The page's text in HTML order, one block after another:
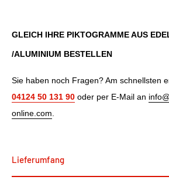
GLEICH IHRE PIKTOGRAMME AUS
/ALUMINIUM BESTELLEN
Sie haben noch Fragen? Am schnellsten
04124 50 131 90 oder per E-Mail an
online.com
Lieferumfang